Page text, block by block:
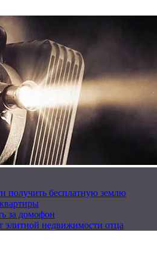
получить бесплатную землю
за домофон
элитной недвижимости отца